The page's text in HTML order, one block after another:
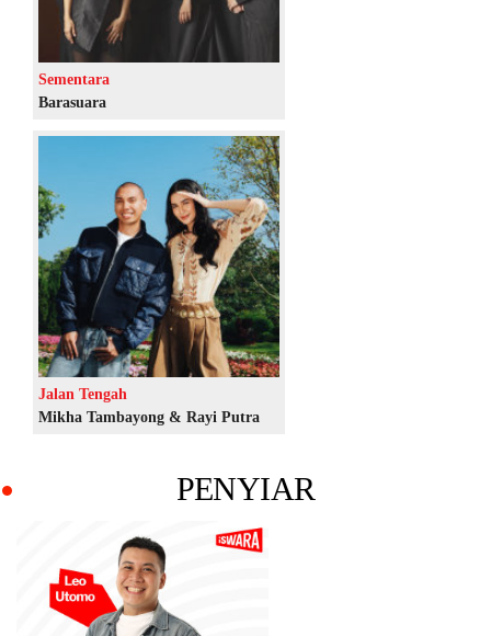
Sementara
Barasuara
Jalan Tengah
Mikha Tambayong & Rayi Putra
PENYIAR